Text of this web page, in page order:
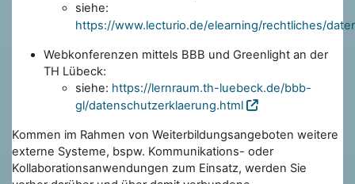
siehe:
https://www.lecturio.de/elearning/rechtliches/
Webkonferenzen mittels BBB und Greenlight an der
TH Lübeck:
siehe: https://lernraum.th-luebeck.de/bbb-
gl/datenschutzerklaerung.html
Kommen im Rahmen von Weiterbildungsangeboten weitere
externe Systeme, bspw. Kommunikations- oder
Kollaborationsanwendungen zum Einsatz, werden Sie